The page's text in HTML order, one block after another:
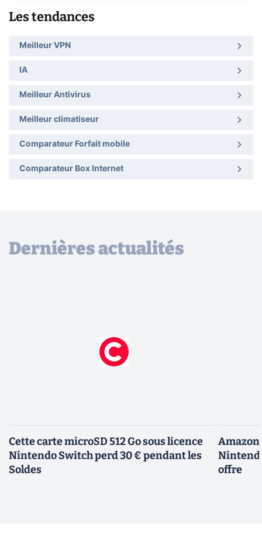
Les tendances
Meilleur VPN
IA
Meilleur Antivirus
Meilleur climatiseur
Comparateur Forfait mobile
Comparateur Box Internet
Dernières actualités
Cette carte microSD 512 Go sous licence
Nintendo Switch perd 30 € pendant les
Soldes
offre